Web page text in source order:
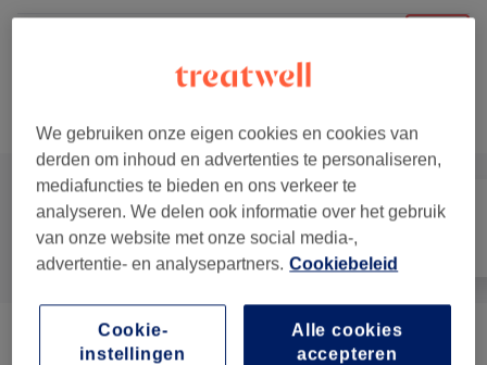
Alle behandelingen
Alle Haar
Hydrafacial (5) vanaf €70
We gebruiken onze eigen cookies en cookies van
derden om inhoud en advertenties te personaliseren,
mediafuncties te bieden en ons verkeer te
analyseren. We delen ook informatie over het gebruik
van onze website met onze social media-,
advertentie- en analysepartners. Cookiebeleid
Alle cookies
accepteren
Cookie-
instellingen